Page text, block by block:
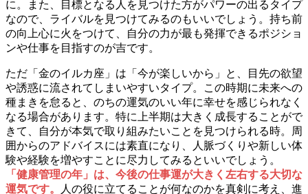
に。また、目標となる人を見つけた方がパワーの出るタイプ
なので、ライバルを見つけてみるのもいいでしょう。持ち前
の向上心に火をつけて、自分の力が最も発揮できるポジショ
ンや仕事を目指すのが吉です。
ただ「金のイルカ座」は「今が楽しいから」と、目先の欲望
や誘惑に流されてしまいやすいタイプ。この時期に未来への
種まきを怠ると、のちの運気のいい年に幸せを感じられなく
なる場合があります。特に上半期は大きく成長することがで
きて、自分が本気で取り組みたいことを見つけられる時。周
囲からのアドバイスには素直になり、人脈づくりや新しい体
験や経験を増やすことに尽力してみるといいでしょう。
「健康管理の年」は、今後の仕事運が大きく左右する大切な
運気です。
人の役に立てることが何なのかを真剣に考え、進